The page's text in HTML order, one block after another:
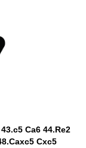
Ca6 44.Re2
Cxc5